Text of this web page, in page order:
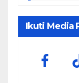
Ikuti Media